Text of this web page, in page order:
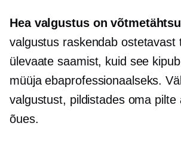
Hea valgustus on
valgustus raskendab ostetavast
ülevaate saamist, kuid see
müüja ebaprofessionaalseks.
valgustust, pildistades oma pilte
õues.